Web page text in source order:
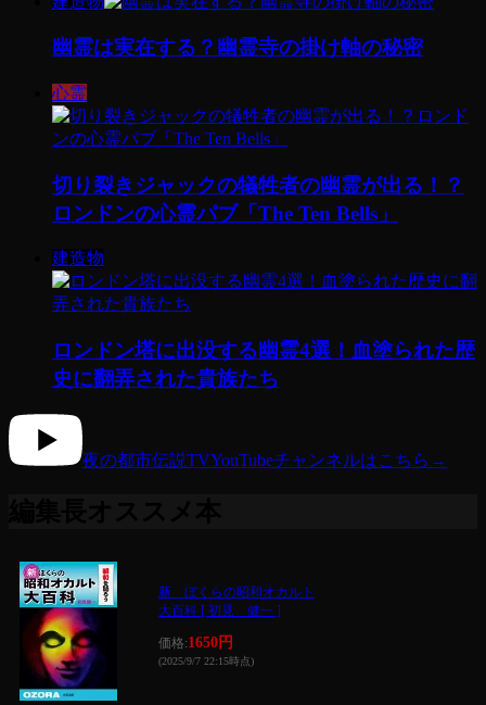
幽霊は実在する？幽霊寺の掛け軸の秘密
心霊
切り裂きジャックの犠牲者の幽霊が出る！？
ロンドンの心霊パブ「The Ten Bells」
建造物
ロンドン塔に出没する幽霊4選！血塗られた歴
史に翻弄された貴族たち
夜の都市伝説TVYouTubeチャンネルはこちら →
新 ぼくらの昭和オカルト
大百科 [ 初見 健一 ]
価格:1650円
(2025/9/7 22:15時点)